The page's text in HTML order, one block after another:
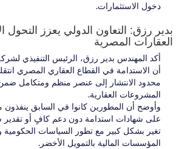
دخول الاستثمارات.
بدير رزق: التعاون الدولي يعزز
العقارات المصرية
أكد المهندس بدير رزق، الرئيس التنفيذي
أن الاستدامة في القطاع العقاري المصري
محدود الانتشار إلى عنصر منظم ومتكامل
المشروعات العقارية.
وأوضح أن المطورين كانوا في السابق
على شهادات استدامة دون دعم كافٍ أو تقدير
تغير بشكل كبير مع تطور السياسات الحكومية
المؤسسات المالية بالتمويل الأخضر.